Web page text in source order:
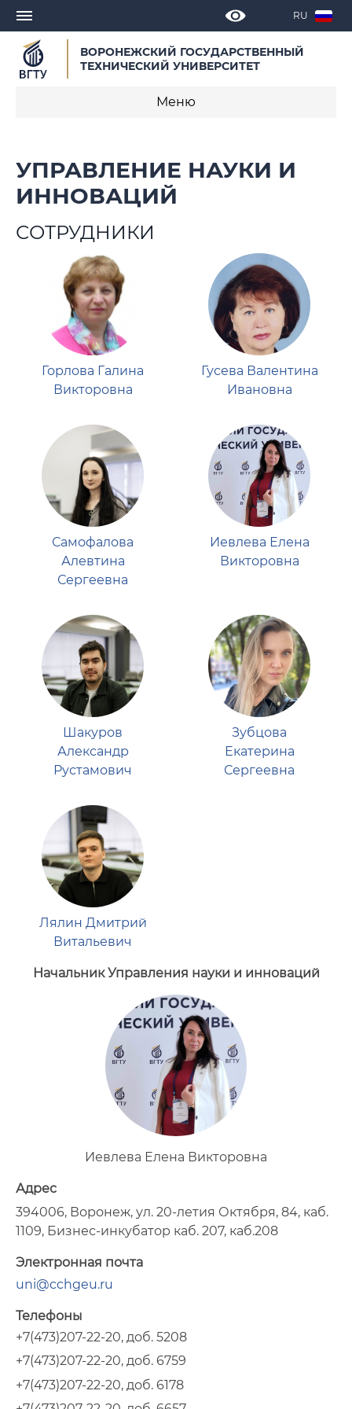
RU
ВОРОНЕЖСКИЙ ГОСУДАРСТВЕННЫЙ
ТЕХНИЧЕСКИЙ УНИВЕРСИТЕТ
Меню
Единое окно оформления научной
документации
Проекты и направления работы
Документы
Наши достижения
Контакты
Начальник Управления науки и инноваций
Иевлева Елена Викторовна
Адрес
394006, Воронеж, ул. 20-летия Октября, 84, каб.
1109, Бизнес-инкубатор каб. 207, каб.208
Электронная почта
uni@cchgeu.ru
Телефоны
+7(473)207-22-20, доб. 5208
+7(473)207-22-20, доб. 6759
+7(473)207-22-20, доб. 6178
УПРАВЛЕНИЕ НАУКИ И
ИННОВАЦИЙ
СОТРУДНИКИ
Горлова Галина
Викторовна
Гусева Валентина
Ивановна
Самофалова
Алевтина
Сергеевна
Иевлева Елена
Викторовна
Шакуров
Александр
Рустамович
Зубцова
Екатерина
Сергеевна
Лялин Дмитрий
Витальевич